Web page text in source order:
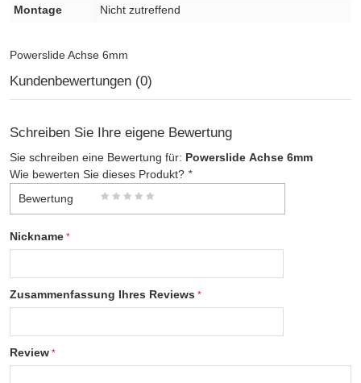
Montage
Nicht zutreffend
Powerslide Achse 6mm
Kundenbewertungen (0)
Schreiben Sie Ihre eigene Bewertung
Sie schreiben eine Bewertung für: Powerslide Achse 6mm
Wie bewerten Sie dieses Produkt? *
Bewertung
Nickname
Zusammenfassung Ihres Reviews
Review